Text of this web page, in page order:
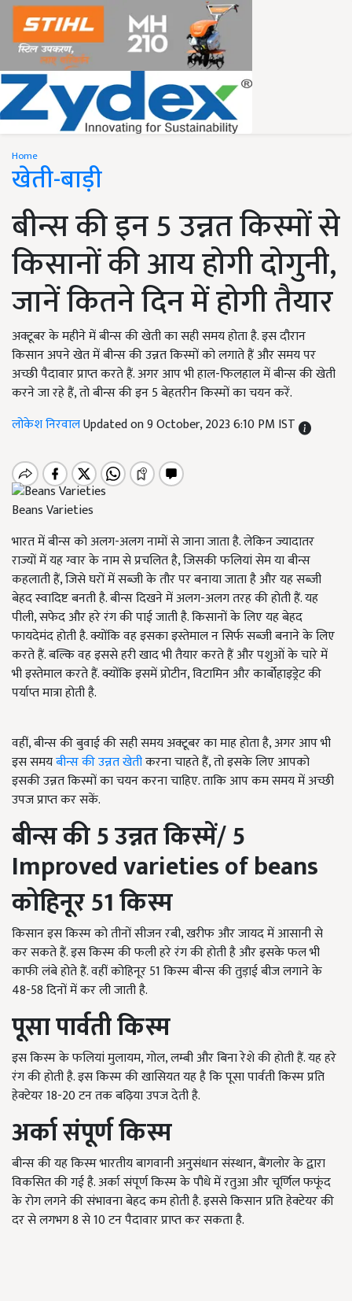
Home
खेती-बाड़ी
बीन्स की इन 5 उन्नत किस्मों से
किसानों की आय होगी दोगुनी,
जानें कितने दिन में होगी तैयार
अक्टूबर के महीने में बीन्स की खेती का सही समय होता है. इस दौरान
किसान अपने खेत में बीन्स की उन्नत किस्मों को लगाते हैं और समय पर
अच्छी पैदावार प्राप्त करते हैं. अगर आप भी हाल-फिलहाल में बीन्स की खेती
करने जा रहे हैं, तो बीन्स की इन 5 बेहतरीन किस्मों का चयन करें.
लोकेश निरवालUpdated on 9 October, 2023 6:10 PM IST
Beans Varieties
भारत में बीन्स को अलग-अलग नामों से जाना जाता है. लेकिन ज्यादातर
राज्यों में यह ग्वार के नाम से प्रचलित है, जिसकी फलियां सेम या बीन्स
कहलाती हैं, जिसे घरों में सब्जी के तौर पर बनाया जाता है और यह सब्जी
बेहद स्वादिष्ट बनती है. बीन्स दिखने में अलग-अलग तरह की होती हैं. यह
पीली, सफेद और हरे रंग की पाई जाती है. किसानों के लिए यह बेहद
फायदेमंद होती है. क्योंकि वह इसका इस्तेमाल न सिर्फ सब्जी बनाने के लिए
करते हैं. बल्कि वह इससे हरी खाद भी तैयार करते हैं और पशुओं के चारे में
भी इस्तेमाल करते हैं. क्योंकि इसमें प्रोटीन, विटामिन और कार्बोहाइड्रेट की
पर्याप्त मात्रा होती है.
वहीं, बीन्स की बुवाई की सही समय अक्टूबर का माह होता है, अगर आप भी
इस समयबीन्स की उन्नत खेतीकरना चाहते हैं, तो इसके लिए आपको
इसकी उन्नत किस्मों का चयन करना चाहिए. ताकि आप कम समय में अच्छी
उपज प्राप्त कर सकें.
बीन्स की5उन्नत किस्में/5
Improved varieties of beans
कोहिनूर 51किस्म
किसान इस किस्म को तीनों सीजन रबी, खरीफ और जायद में आसानी से
कर सकते हैं. इस किस्म की फली हरे रंग की होती है और इसके फल भी
काफी लंबे होते हैं. वहीं कोहिनूर 51 किस्म बीन्स की तुड़ाई बीज लगाने के
48-58 दिनों में कर ली जाती है.
पूसा पार्वती किस्म
इस किस्म के फलियां मुलायम, गोल, लम्बी और बिना रेशे की होती हैं. यह हरे
रंग की होती है. इस किस्म की खासियत यह है कि पूसा पार्वती किस्म प्रति
हेक्टेयर 18-20 टन तक बढ़िया उपज देती है.
अर्का संपूर्ण किस्म
बीन्स की यह किस्म भारतीय बागवानी अनुसंधान संस्थान, बैंगलोर के द्वारा
विकसित की गई है. अर्का संपूर्ण किस्म के पौधे में रतुआ और चूर्णिल फफूंद
के रोग लगने की संभावना बेहद कम होती है. इससे किसान प्रति हेक्टेयर की
दर से लगभग 8 से 10 टन पैदावार प्राप्त कर सकता है.